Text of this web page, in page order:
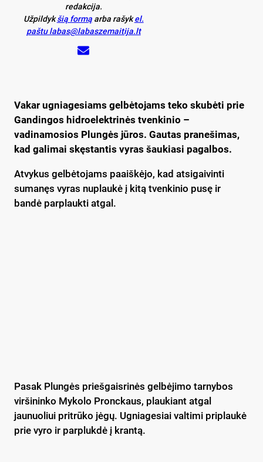
redakcija.
Užpildykšią formąarba rašykel.
paštu labas@labaszemaitija.lt
Vakar ugniagesiams gelbėtojams teko skubėti prie
Gandingos hidroelektrinės tvenkinio –
vadinamosios Plungės jūros. Gautas pranešimas,
kad galimai skęstantis vyras šaukiasi pagalbos.
Atvykus gelbėtojams paaiškėjo, kad atsigaivinti
sumanęs vyras nuplaukė į kitą tvenkinio pusę ir
bandė parplaukti atgal.
Pasak Plungės priešgaisrinės gelbėjimo tarnybos
viršininko Mykolo Pronckaus, plaukiant atgal
jaunuoliui pritrūko jėgų. Ugniagesiai valtimi priplaukė
prie vyro ir parplukdė į krantą.